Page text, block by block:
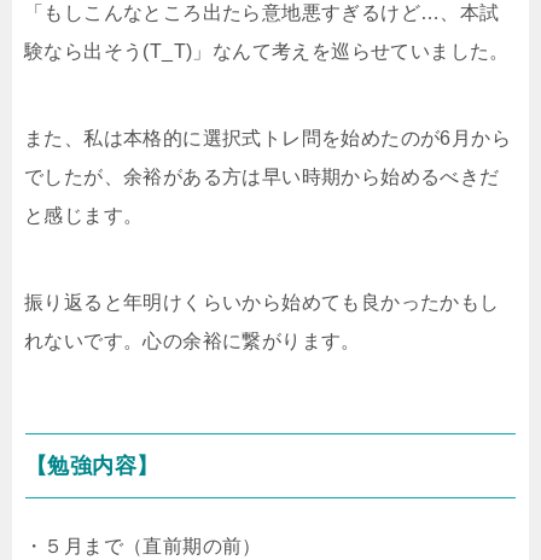
「もしこんなところ出たら意地悪すぎるけど…、本試
験なら出そう(T_T)」なんて考えを巡らせていました。
また、私は本格的に選択式トレ問を始めたのが6月から
でしたが、余裕がある方は早い時期から始めるべきだ
と感じます。
振り返ると年明けくらいから始めても良かったかもし
れないです。心の余裕に繋がります。
【勉強内容】
・５月まで（直前期の前）